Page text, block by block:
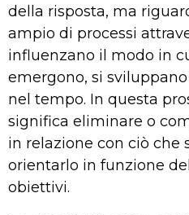
della risposta, ma
ampio di processi
influenzano il modo in
emergono, si
nel tempo. In questa
significa eliminare o
in relazione con ciò che
orientarlo in funzione
obiettivi.